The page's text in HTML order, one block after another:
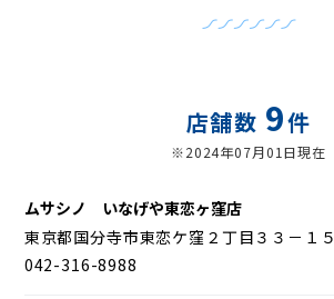
店舗数 9件
※2024年07月01日現在
ムサシノ いなげや東恋ヶ窪店
東京都国分寺市東恋ケ窪２丁目３３－１５
042-316-8988